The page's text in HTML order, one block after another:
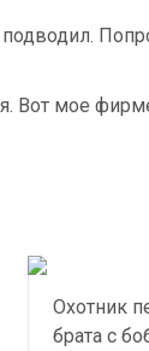
Вот мое
Охотник
брата с